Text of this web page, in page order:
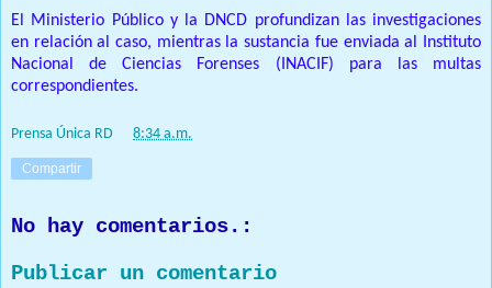
El Ministerio Público y la DNCD profundizan las investigaciones
en relación al caso, mientras la sustancia fue enviada al Instituto
Nacional de Ciencias Forenses (INACIF) para las multas
correspondientes.
Prensa Única RD 8:34 a.m.
Compartir
No hay comentarios.:
Publicar un comentario